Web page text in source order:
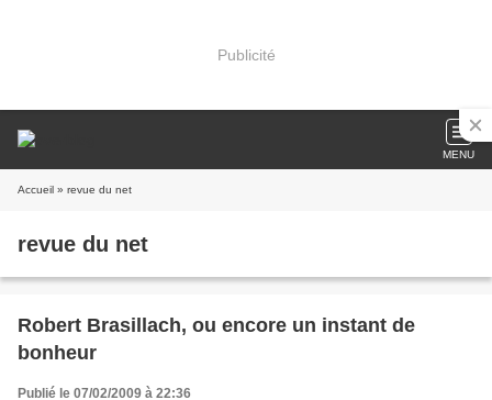
Publicité
MENU
Accueil » revue du net
revue du net
Robert Brasillach, ou encore un instant de
bonheur
Publié le 07/02/2009 à 22:36